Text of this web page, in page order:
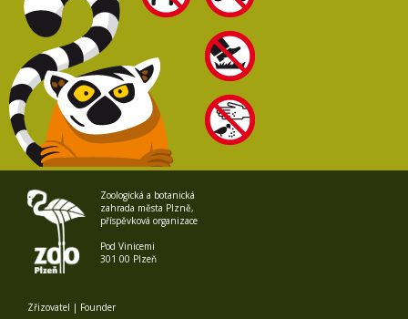
Zoologická a botanická
zahrada města Plzně,
příspěvková organizace
Pod Vinicemi
301 00 Plzeň
Zřizovatel | Founder